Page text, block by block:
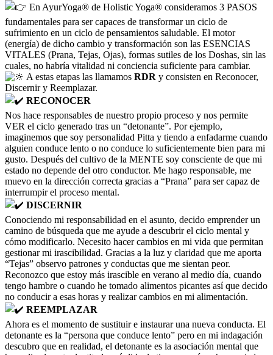
En AyurYoga® de Holistic Yoga® consideramos 3 PASOS
fundamentales para ser capaces de transformar un ciclo de
sufrimiento en un ciclo de pensamientos saludable. El motor
(energía) de dicho cambio y transformación son las ESENCIAS
VITALES (Prana, Tejas, Ojas), formas sutiles de los Doshas, sin las
cuales, no habría vitalidad ni conciencia suficiente para cambiar.
A estas etapas las llamamos RDR y consisten en Reconocer,
Discernir y Reemplazar.
RECONOCER
Nos hace responsables de nuestro propio proceso y nos permite
VER el ciclo generado tras un “detonante”. Por ejemplo,
imaginemos que soy personalidad Pitta y tiendo a enfadarme cuando
alguien conduce lento o no conduce lo suficientemente bien para mi
gusto. Después del cultivo de la MENTE soy consciente de que mi
estado no depende del otro conductor. Me hago responsable, me
muevo en la dirección correcta gracias a “Prana” para ser capaz de
interrumpir el proceso mental.
DISCERNIR
Conociendo mi responsabilidad en el asunto, decido emprender un
camino de búsqueda que me ayude a descubrir el ciclo mental y
cómo modificarlo. Necesito hacer cambios en mi vida que permitan
gestionar mi irascibilidad. Gracias a la luz y claridad que me aporta
“Tejas” observo patrones y conductas que me sientan peor.
Reconozco que estoy más irascible en verano al medio día, cuando
tengo hambre o cuando he tomado alimentos picantes así que decido
no conducir a esas horas y realizar cambios en mi alimentación.
REEMPLAZAR
Ahora es el momento de sustituir e instaurar una nueva conducta. El
detonante es la “persona que conduce lento” pero en mi indagación
descubro que en realidad, el detonante es la asociación mental que